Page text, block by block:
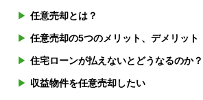
任意売却とは？
任意売却の5つのメリット、デメリット
住宅ローンが払えないとどうなるのか？
収益物件を任意売却したい